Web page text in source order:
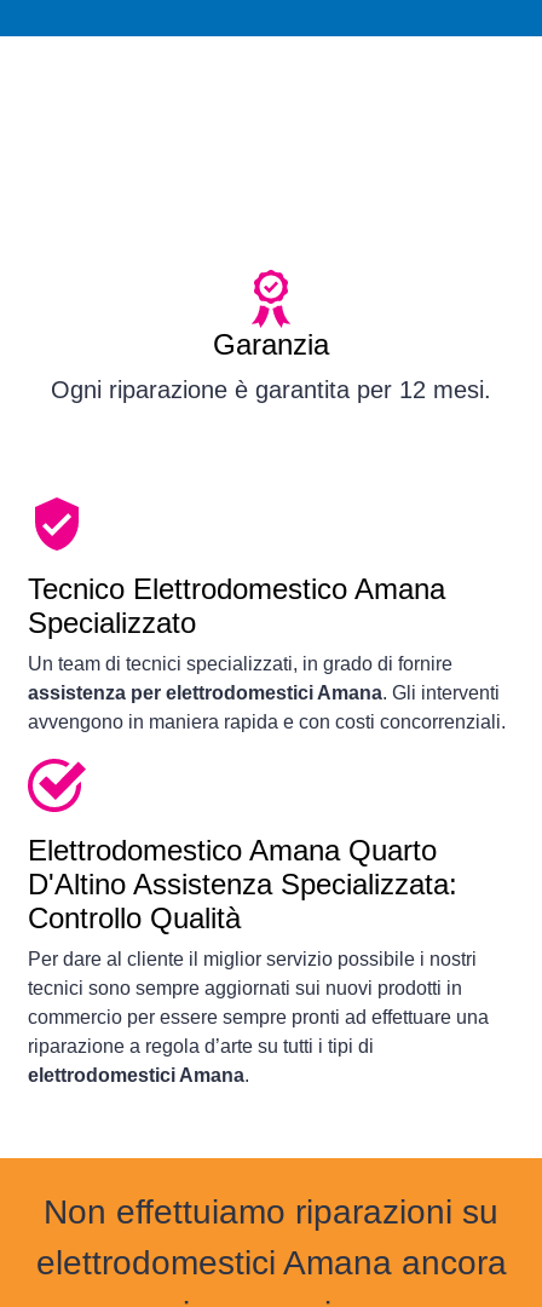
Garanzia
Ogni riparazione è garantita per 12 mesi.
Tecnico Elettrodomestico Amana
Specializzato
Un team di tecnici specializzati, in grado di fornire
assistenza per elettrodomestici Amana. Gli interventi
avvengono in maniera rapida e con costi concorrenziali.
Elettrodomestico Amana Quarto
D'Altino Assistenza Specializzata:
Controllo Qualità
Per dare al cliente il miglior servizio possibile i nostri
tecnici sono sempre aggiornati sui nuovi prodotti in
commercio per essere sempre pronti ad effettuare una
riparazione a regola d’arte su tutti i tipi di
elettrodomestici Amana.
Non effettuiamo riparazioni su
elettrodomestici Amana ancora